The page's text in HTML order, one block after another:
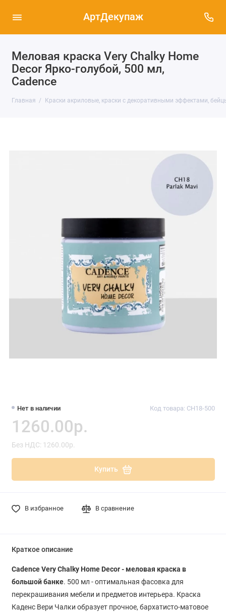
АртДекупаж
Меловая краска Very Chalky Home
Decor Ярко-голубой, 500 мл,
Cadence
Главная Краски акриловые, краски с декоративными эффектами,
Нет в наличии Код товара: CH18-500
1260.00р.
Без НДС: 1260.00р.
Купить
В избранное В сравнение
Краткое описание
Cadence Very Chalky Home Decor - меловая краска в
большой банке. 500 мл - оптимальная фасовка для
перекрашивания мебели и предметов интерьера. Краска
Каденс Вери Чалки образует прочное, бархатисто-матовое